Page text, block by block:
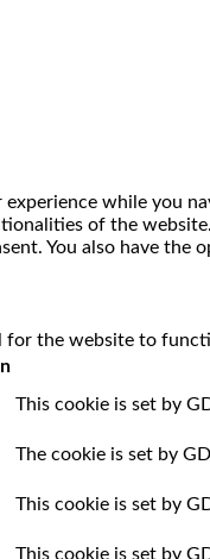
while you
of the
You also have the
for the website to
This cookie is set by
The cookie is set by
This cookie is set by
This cookie is set by